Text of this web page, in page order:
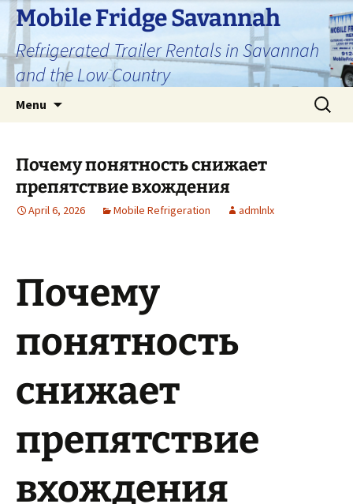
Skip
content
Mobile Fridge Savannah
Refrigerated Trailer Rentals in Savannah
and the Low Country
Menu
Search
for:
Почему понятность снижает
препятствие вхождения
April 6, 2026 Mobile Refrigeration admlnlx
Почему
понятность
снижает
препятствие
вхождения